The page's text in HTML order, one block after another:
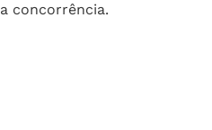
concorrência.